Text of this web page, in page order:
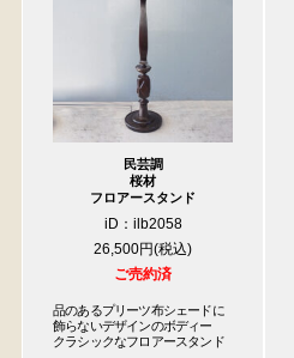
民芸調
桜材
フロアースタンド
iD：ilb2058
26,500円
ご売約済
品のあるプリーツ布シェードに
飾らないデザインのボディー
クラシックなフロアースタンド